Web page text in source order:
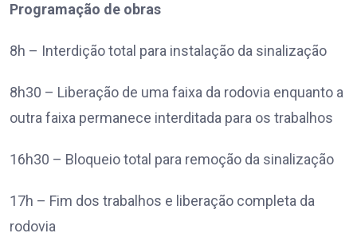
Programação de obras
8h – Interdição total para instalação da sinalização
8h30 – Liberação de uma faixa da rodovia enquanto a
outra faixa permanece interditada para os trabalhos
16h30 – Bloqueio total para remoção da sinalização
17h – Fim dos trabalhos e liberação completa da
rodovia